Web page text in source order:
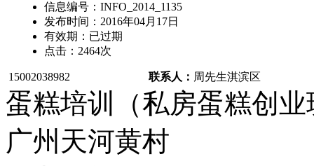
信息编号： INFO_2014_1135
发布时间： 2016年04月17日
有效期： 已过期
点击： 2464次
15002038982 联系人： 周先生淇滨区
蛋糕培训（私房蛋糕创业
广州天河黄村